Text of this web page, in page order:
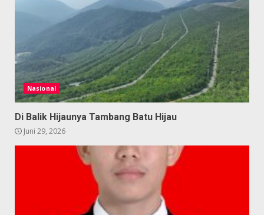
Nasional
Di Balik Hijaunya Tambang Batu Hijau
Juni 29, 2026